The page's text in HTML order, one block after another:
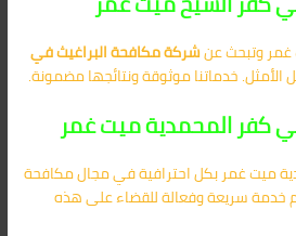
غمر وتبحث عنشركة مكافحة البراغيث في
الأمثل. خدماتنا موثوقة ونتائجها مضمونة.
كفر المحمدية ميت غمر
ميت غمر بكل احترافية في مجال مكافحة
خدمة سريعة وفعالة للقضاء على هذه